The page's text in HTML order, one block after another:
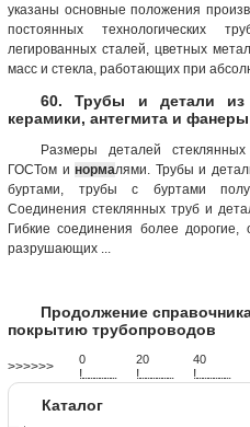
указаны основные положения
постоянных технологических
легированных сталей, цветных
масс и стекла, работающих при
60. Трубы и детали из
керамики, антегмита и фанеры
Размеры деталей стеклянных
ГОСТом инормалями. Трубы и
буртами, трубы с буртами
Соединения стеклянных труб и
Гибкие соединения более
разрушающих ...
Продолжение
покрытию трубопроводов
>>>>>> 0
!...................
20
!...................
40
!...................
Каталог